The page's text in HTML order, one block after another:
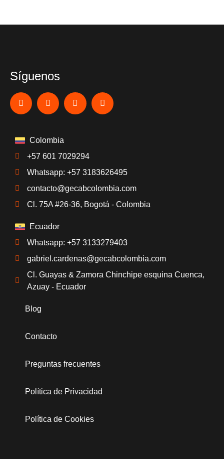
Síguenos
Colombia
+57 601 7029294
Whatsapp: +57 3183626495
contacto@gecabcolombia.com
Cl. 75A #26-36, Bogotá - Colombia
Ecuador
Whatsapp: +57 3133279403
gabriel.cardenas@gecabcolombia.com
Cl. Guayas & Zamora Chinchipe esquina Cuenca,
Azuay - Ecuador
Blog
Contacto
Preguntas frecuentes
Política de Privacidad
Política de Cookies